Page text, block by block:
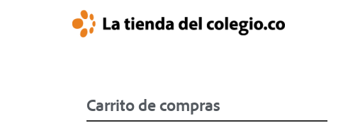
Carrito de compras